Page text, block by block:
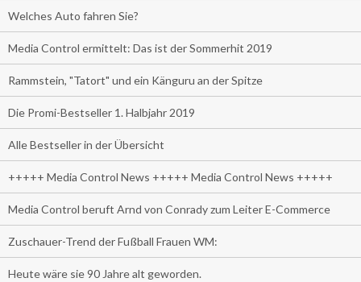
Welches Auto fahren Sie?
Media Control ermittelt: Das ist der Sommerhit 2019
Rammstein, "Tatort" und ein Känguru an der Spitze
Die Promi-Bestseller 1. Halbjahr 2019
Alle Bestseller in der Übersicht
+++++ Media Control News +++++ Media Control News +++++
Media Control beruft Arnd von Conrady zum Leiter E-Commerce
Zuschauer-Trend der Fußball Frauen WM:
Heute wäre sie 90 Jahre alt geworden.